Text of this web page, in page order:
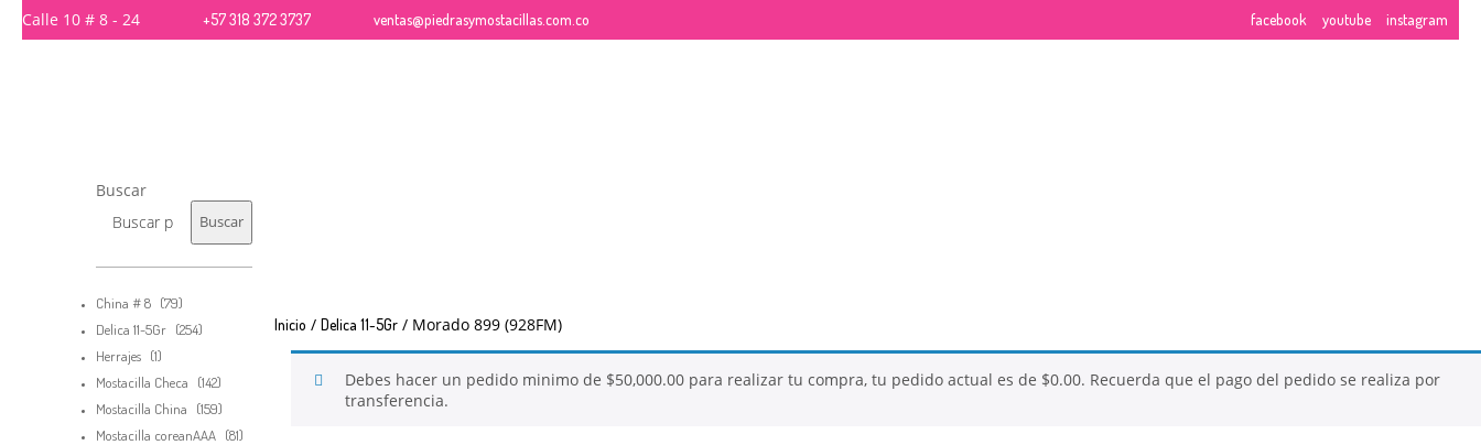
Calle 10 # 8 - 24 +57 318 372 3737 ventas@piedrasymostacillas.com.co facebook youtube instagram
Buscar
Buscar
China # 8 7979
productos
Delica 11-5Gr 254254
Herrajes 11
producto
Mostacilla Checa 142142
productos
Mostacilla China 159159
productos
Mostacilla coreanAAA 8181
Inicio / Delica 11-5Gr/ Morado 899 (928FM)
Debes hacer un pedido minimo de $50,000.00para realizar tu compra, tu pedido actual es de $0.00. Recuerda que el pago del pedido se realiza por
transferencia.